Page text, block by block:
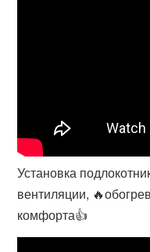
Установка
вентиляции,
комфорта👍